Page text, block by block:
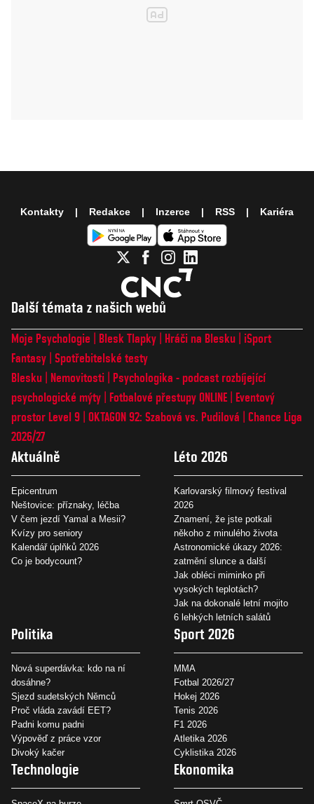
Další témata z našich webů
Moje Psychologie Blesk Tlapky Hráči na Blesku
iSport
Fantasy Spotřebitelské testy
Blesku
Nemovitosti
Psychologika - podcast rozbíjející
psychologické mýty
Fotbalové přestupy ONLINE
Eventový
prostor Level 9 OKTAGON 92: Szabová vs. Pudilová
Chance Liga
2026/27
Aktuálně
Epicentrum
Neštovice: příznaky, léčba
V čem jezdí Yamal a Mesii?
Kvízy pro seniory
Kalendář úplňků 2026
Co je bodycount?
Léto 2026
Karlovarský filmový festival
2026
Znamení, že jste potkali
někoho z minulého života
Astronomické úkazy 2026:
zatmění slunce a další
Jak obléci miminko při
vysokých teplotách?
Jak na dokonalé letní mojito
6 lehkých letních salátů
Politika
Nová superdávka: kdo na ní
dosáhne?
Sjezd sudetských Němců
Proč vláda zavádí EET?
Padni komu padni
Výpověď z práce vzor
Divoký kačer
Sport 2026
MMA
Fotbal 2026/27
Hokej 2026
Tenis 2026
F1 2026
Atletika 2026
Cyklistika 2026
Technologie Ekonomika
Kontakty Redakce Inzerce RSS Kariéra